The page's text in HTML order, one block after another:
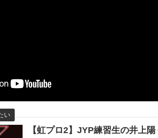
【虹プロ2】JYP練習生の井上